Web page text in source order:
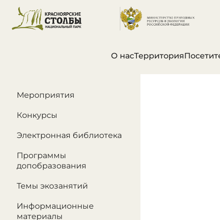
О насТерритория
В этом разделе
Мероприятия
Конкурсы
Электронная библиотека
Программы
допобразования
Темы экозанятий
Информационные
материалы